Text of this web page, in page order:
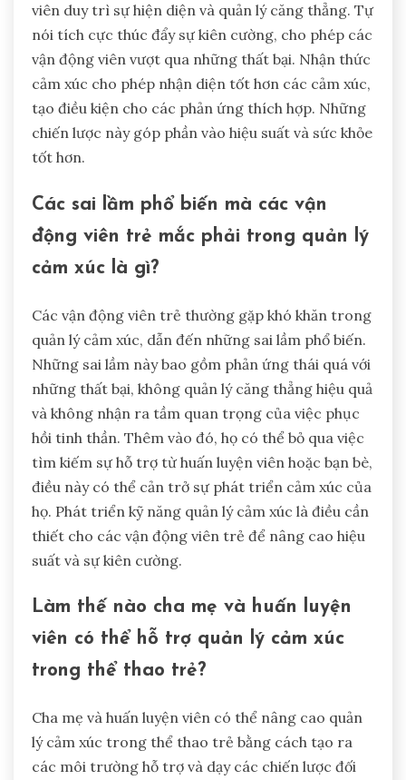
viên duy trì sự hiện diện và quản lý căng thẳng. Tự
nói tích cực thúc đẩy sự kiên cường, cho phép các
vận động viên vượt qua những thất bại. Nhận thức
cảm xúc cho phép nhận diện tốt hơn các cảm xúc,
tạo điều kiện cho các phản ứng thích hợp. Những
chiến lược này góp phần vào hiệu suất và sức khỏe
tốt hơn.
Các sai lầm phổ biến mà các vận
động viên trẻ mắc phải trong quản lý
cảm xúc là gì?
Các vận động viên trẻ thường gặp khó khăn trong
quản lý cảm xúc, dẫn đến những sai lầm phổ biến.
Những sai lầm này bao gồm phản ứng thái quá với
những thất bại, không quản lý căng thẳng hiệu quả
và không nhận ra tầm quan trọng của việc phục
hồi tinh thần. Thêm vào đó, họ có thể bỏ qua việc
tìm kiếm sự hỗ trợ từ huấn luyện viên hoặc bạn bè,
điều này có thể cản trở sự phát triển cảm xúc của
họ. Phát triển kỹ năng quản lý cảm xúc là điều cần
thiết cho các vận động viên trẻ để nâng cao hiệu
suất và sự kiên cường.
Làm thế nào cha mẹ và huấn luyện
viên có thể hỗ trợ quản lý cảm xúc
trong thể thao trẻ?
Cha mẹ và huấn luyện viên có thể nâng cao quản
lý cảm xúc trong thể thao trẻ bằng cách tạo ra
các môi trường hỗ trợ và dạy các chiến lược đối